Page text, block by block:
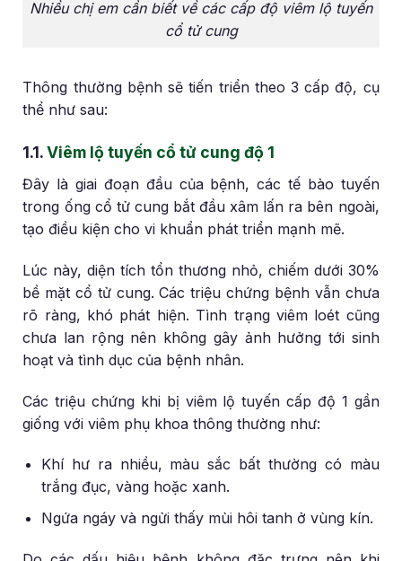
Nhiều chị em cần biết về các cấp độ viêm lộ tuyến
cổ tử cung
Thông thường bệnh sẽ tiến triển theo 3 cấp độ, cụ
thể như sau:
1.1.Viêm lộ tuyến cổ tử cung độ 1
Đây là giai đoạn đầu của bệnh, các tế bào tuyến
trong ống cổ tử cung bắt đầu xâm lấn ra bên ngoài,
tạo điều kiện cho vi khuẩn phát triển mạnh mẽ.
Lúc này, diện tích tổn thương nhỏ, chiếm dưới 30%
bề mặt cổ tử cung. Các triệu chứng bệnh vẫn chưa
rõ ràng, khó phát hiện. Tình trạng viêm loét cũng
chưa lan rộng nên không gây ảnh hưởng tới sinh
hoạt và tình dục của bệnh nhân.
Các triệu chứng khi bị viêm lộ tuyến cấp độ 1 gần
giống với viêm phụ khoa thông thường như:
Khí hư ra nhiều, màu sắc bất thường có màu
trắng đục, vàng hoặc xanh.
Ngứa ngáy và ngửi thấy mùi hôi tanh ở vùng kín.